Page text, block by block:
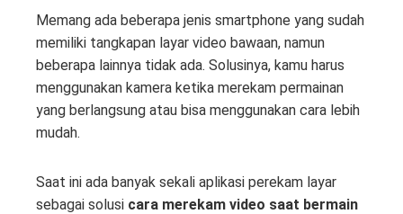
Memang ada beberapa jenis smartphone yang sudah
memiliki tangkapan layar video bawaan, namun
beberapa lainnya tidak ada. Solusinya, kamu harus
menggunakan kamera ketika merekam permainan
yang berlangsung atau bisa menggunakan cara lebih
mudah.
Saat ini ada banyak sekali aplikasi perekam layar
sebagai solusi cara merekam video saat bermain